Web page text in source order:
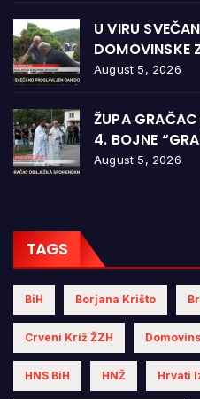
U VIRU
DOMOVINSKE
August 5, 2026
ŽUPA
4. BOJNE
August 5, 2026
TAGS
BiH Borjana Krišto
Crveni Križ ŽZH
HNS BiH HNŽ Hrvati